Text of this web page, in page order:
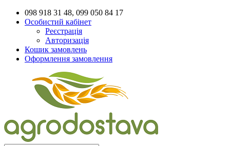
098 918 31 48, 099 050 84 17
Особистий кабінет
Реєстрація
Авторизація
Кошик замовлень
Оформлення замовлення